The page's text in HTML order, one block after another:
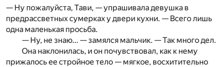
— Ну пожалуйста, Тави, — упрашивала девушка в
предрассветных сумерках у двери кухни. — Всего лишь
одна маленькая просьба.
— Ну, не знаю... — замялся мальчик. — Так много дел.
Она наклонилась, и он почувствовал, как к нему
прижалось ее стройное тело — мягкое, восхитительно